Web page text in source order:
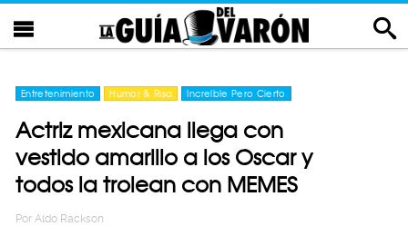
Entretenimiento Humor & Risa Increíble Pero Cierto
Actriz mexicana llega con
vestido amarillo a los Oscar y
todos la trolean con MEMES
Por Aldo Rackson